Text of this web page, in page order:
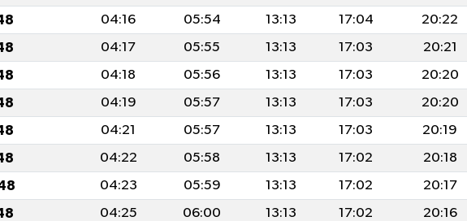
04:16 05:54 13:13 17:04 20:22
04:17 05:55 13:13 17:03 20:21
04:18 05:56 13:13 17:03 20:20
04:19 05:57 13:13 17:03 20:20
04:21 05:57 13:13 17:03 20:19
04:22 05:58 13:13 17:02 20:18
04:23 05:59 13:13 17:02 20:17
04:25 06:00 13:13 17:02 20:16